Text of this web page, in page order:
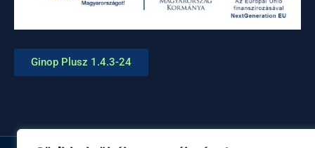
Ginop Plusz 1.4.3-24